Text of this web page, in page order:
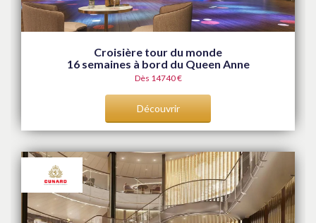
Croisière tour du monde
16 semaines à bord du Queen Anne
Dès 14740 €
Découvrir